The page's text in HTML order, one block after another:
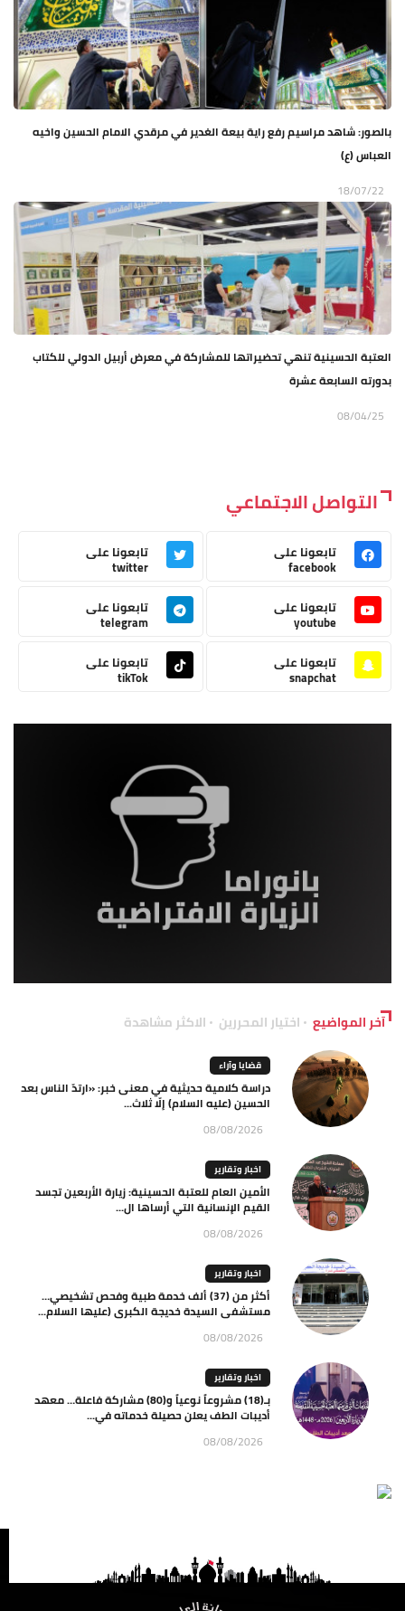
بالصور: شاهد مراسيم رفع راية بيعة الغدير في مرقدي الامام الحسين واخيه
العباس (ع)
18/07/22
العتبة الحسينية تنهي تحضيراتها للمشاركة في معرض أربيل الدولي للكتاب
بدورته السابعة عشرة
08/04/25
التواصل الاجتماعي
تابعونا على
facebook
تابعونا على
twitter
تابعونا على
youtube
تابعونا على
telegram
تابعونا على
snapchat
تابعونا على
tikTok
آخر المواضيع اختيار المحررين الاكثر مشاهدة
قضايا وآراء
دراسة كلامية حديثية في معنى خبر: «ارتدّ الناس بعد
الحسين (عليه السلام) إلّا ثلاث...
08/08/2026
اخبار وتقارير
الأمين العام للعتبة الحسينية: زيارة الأربعين تجسد
القيم الإنسانية التي أرساها ال...
08/08/2026
اخبار وتقارير
أكثر من (37) ألف خدمة طبية وفحص تشخيصي…
مستشفى السيدة خديجة الكبرى (عليها السلام...
08/08/2026
اخبار وتقارير
بـ(18) مشروعاً نوعياً و(80) مشاركة فاعلة… معهد
أديبات الطف يعلن حصيلة خدماته في...
08/08/2026